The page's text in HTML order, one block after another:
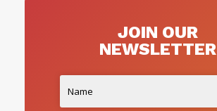
JOIN OUR
NEWSLETTER